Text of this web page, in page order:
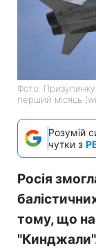
Фото:
перший місяць
Розумій
чутки з
Росія
тому, що